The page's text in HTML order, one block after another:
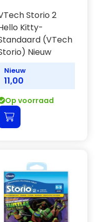
Storio 2
Kitty-
(VTech
Nieuw
Nieuw
11,00
Op voorraad